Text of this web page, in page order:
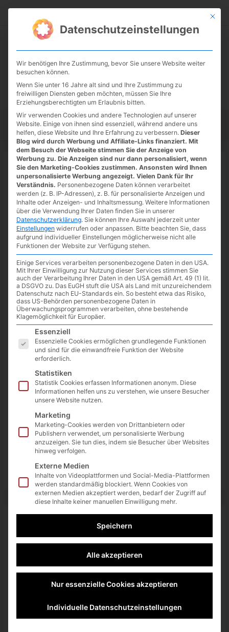
Startseite Tipps Tutorials Tests
Startseite»Stadia
Stadia
Google Stadia: bald erscheinende
Neuzugänge
06.08.2022/ News/ VonSpoonie
Im Stadia Blog wurden drei neue Spiele angekündigt, welche
schon “bald” den Weg zu Stadia finden sollen. The Dungeon Of
Google
Stadia:
bald
erscheinende
Neuzugänge
Weiterlesen »
Mit
Datenschutzeinstellungen
Wir benötigen Ihre Zustimmung, bevor Sie unsere Website weiter
besuchen können.
Wenn Sie unter 16 Jahre alt sind und Ihre Zustimmung zu
freiwilligen Diensten geben möchten, müssen Sie Ihre
Erziehungsberechtigten um Erlaubnis bitten.
Wir verwenden Cookies und andere Technologien auf unserer
Website. Einige von ihnen sind essenziell, während andere uns
helfen, diese Website und Ihre Erfahrung zu verbessern. Dieser
Blog wird durch Werbung und Affiliate-Links finanziert. Mit
dem Besuch der Webseite stimmen Sie der Anzeige von
Werbung zu. Die Anzeigen sind nur dann personalisiert, wenn
Sie den Marketing-Cookies zustimmen. Ansonsten wird Ihnen
unpersonalisierte Werbung angezeigt. Vielen Dank für Ihr
Verständnis. Personenbezogene Daten können verarbeitet
werden (z. B. IP-Adressen), z. B. für personalisierte Anzeigen und
Inhalte oder Anzeigen- und Inhaltsmessung. Weitere Informationen
über die Verwendung Ihrer Daten finden Sie in unserer
Datenschutzerklärung. Sie können Ihre Auswahl jederzeit unter
Einstellungen widerrufen oder anpassen. Bitte beachten Sie, dass
aufgrund individueller Einstellungen möglicherweise nicht alle
Funktionen der Website zur Verfügung stehen.
Einige Services verarbeiten personenbezogene Daten in den USA.
Mit Ihrer Einwilligung zur Nutzung dieser Services stimmen Sie
auch der Verarbeitung Ihrer Daten in den USA gemäß Art. 49 (1) lit.
a DSGVO zu. Das EuGH stuft die USA als Land mit unzureichendem
Datenschutz nach EU-Standards ein. So besteht etwa das Risiko,
dass US-Behörden personenbezogene Daten in
Überwachungsprogrammen verarbeiten, ohne bestehende
Klagemöglichkeit für Europäer.
Es folgt eine Liste der Service-Gruppen, für die eine
Essenziell
Essenzielle Cookies ermöglichen grundlegende Funktionen
und sind für die einwandfreie Funktion der Website
erforderlich.
Statistiken
Statistik Cookies erfassen Informationen anonym. Diese
Informationen helfen uns zu verstehen, wie unsere Besucher
unsere Website nutzen.
Marketing
Marketing-Cookies werden von Drittanbietern oder
Publishern verwendet, um personalisierte Werbung
anzuzeigen. Sie tun dies, indem sie Besucher über Websites
hinweg verfolgen.
Externe Medien
Inhalte von Videoplattformen und Social-Media-Plattformen
werden standardmäßig blockiert. Wenn Cookies von
externen Medien akzeptiert werden, bedarf der Zugriff auf
diese Inhalte keiner manuellen Einwilligung mehr.
Speichern
Alle akzeptieren
Nur essenzielle Cookies akzeptieren
Individuelle Datenschutzeinstellungen